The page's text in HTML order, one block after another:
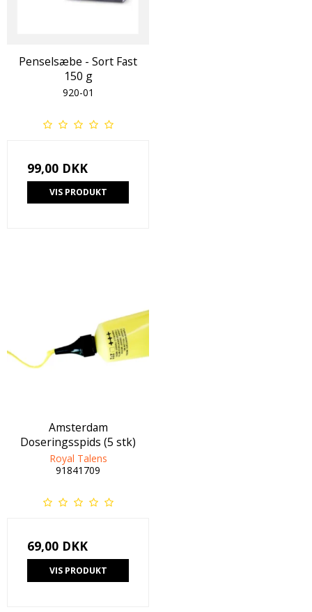
Penselsæbe - Sort Fast
150 g
920-01
99,00 DKK
VIS PRODUKT
Amsterdam
Doseringsspids (5 stk)
Royal Talens
91841709
69,00 DKK
VIS PRODUKT